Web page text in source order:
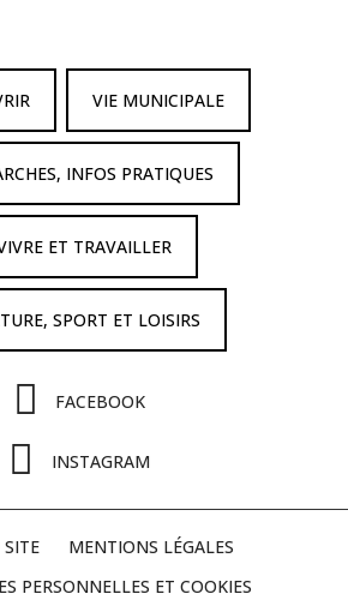
VIE MUNICIPALE
INFOS PRATIQUES
ET TRAVAILLER
SPORT ET LOISIRS
FACEBOOK
INSTAGRAM
MENTIONS LÉGALES
PERSONNELLES ET COOKIES